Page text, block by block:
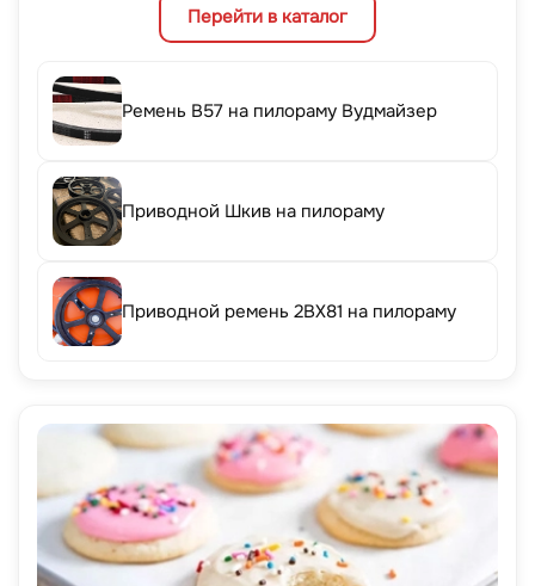
Перейти в каталог
Ремень B57 на пилораму Вудмайзер
Приводной Шкив на пилораму
Приводной ремень 2BX81 на пилораму